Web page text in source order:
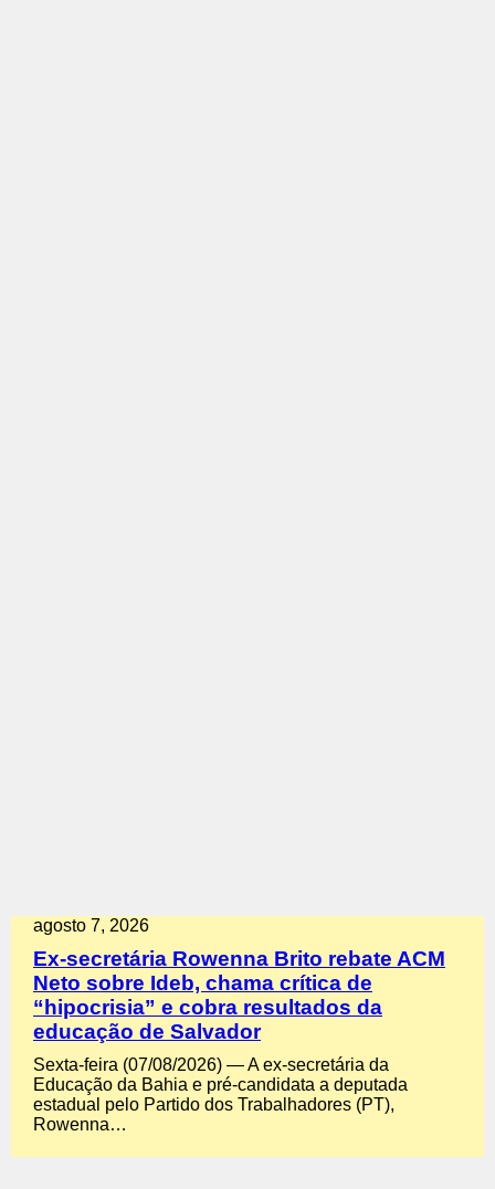
agosto 7, 2026
Ex-secretária Rowenna Brito rebate ACM
Neto sobre Ideb, chama crítica de
“hipocrisia” e cobra resultados da
educação de Salvador
Sexta-feira (07/08/2026) — A ex-secretária da
Educação da Bahia e pré-candidata a deputada
estadual pelo Partido dos Trabalhadores (PT),
Rowenna…